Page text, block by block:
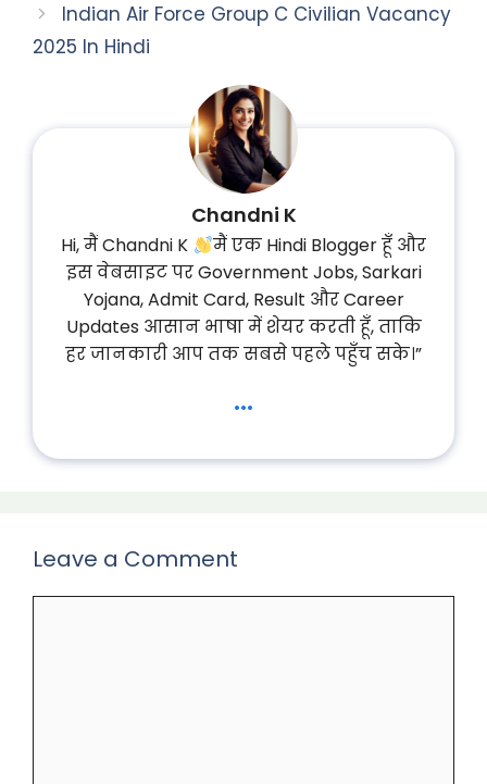
Indian Air Force Group C Civilian Vacancy
2025 In Hindi
Chandni K
Hi, मैं Chandni K
मैं एक Hindi Blogger हूँ और
इस वेबसाइट पर Government Jobs, Sarkari
Yojana, Admit Card, Result और Career
Updates आसान भाषा में शेयर करती हूँ, ताकि
हर जानकारी आप तक सबसे पहले पहुँच सके।”
...
Leave a Comment